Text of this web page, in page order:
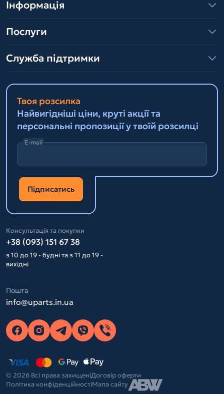
Інформація
Послуги
Служба підтримки
Твоя розсилка
Найвигідніші ціни, круті акції та
персональні пропозиції у твоїй розсилці
E-mail
Підписатись
Консультація та покупки
+38 (093) 151 67 38
з 10 до 19 - будні та з 11 до 19 -
вихідні
Пошта
info@uparts.in.ua
© 2026 Всі права захищеніДоговір оферти
Політика конфіденційностіМапа сайту